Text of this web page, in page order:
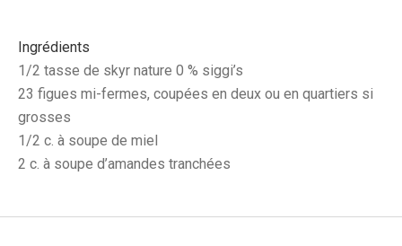
Ingrédients
1/2 tasse de skyr nature 0 % siggi’s
23 figues mi-fermes, coupées en deux ou en quartiers si
grosses
1/2 c. à soupe de miel
2 c. à soupe d’amandes tranchées